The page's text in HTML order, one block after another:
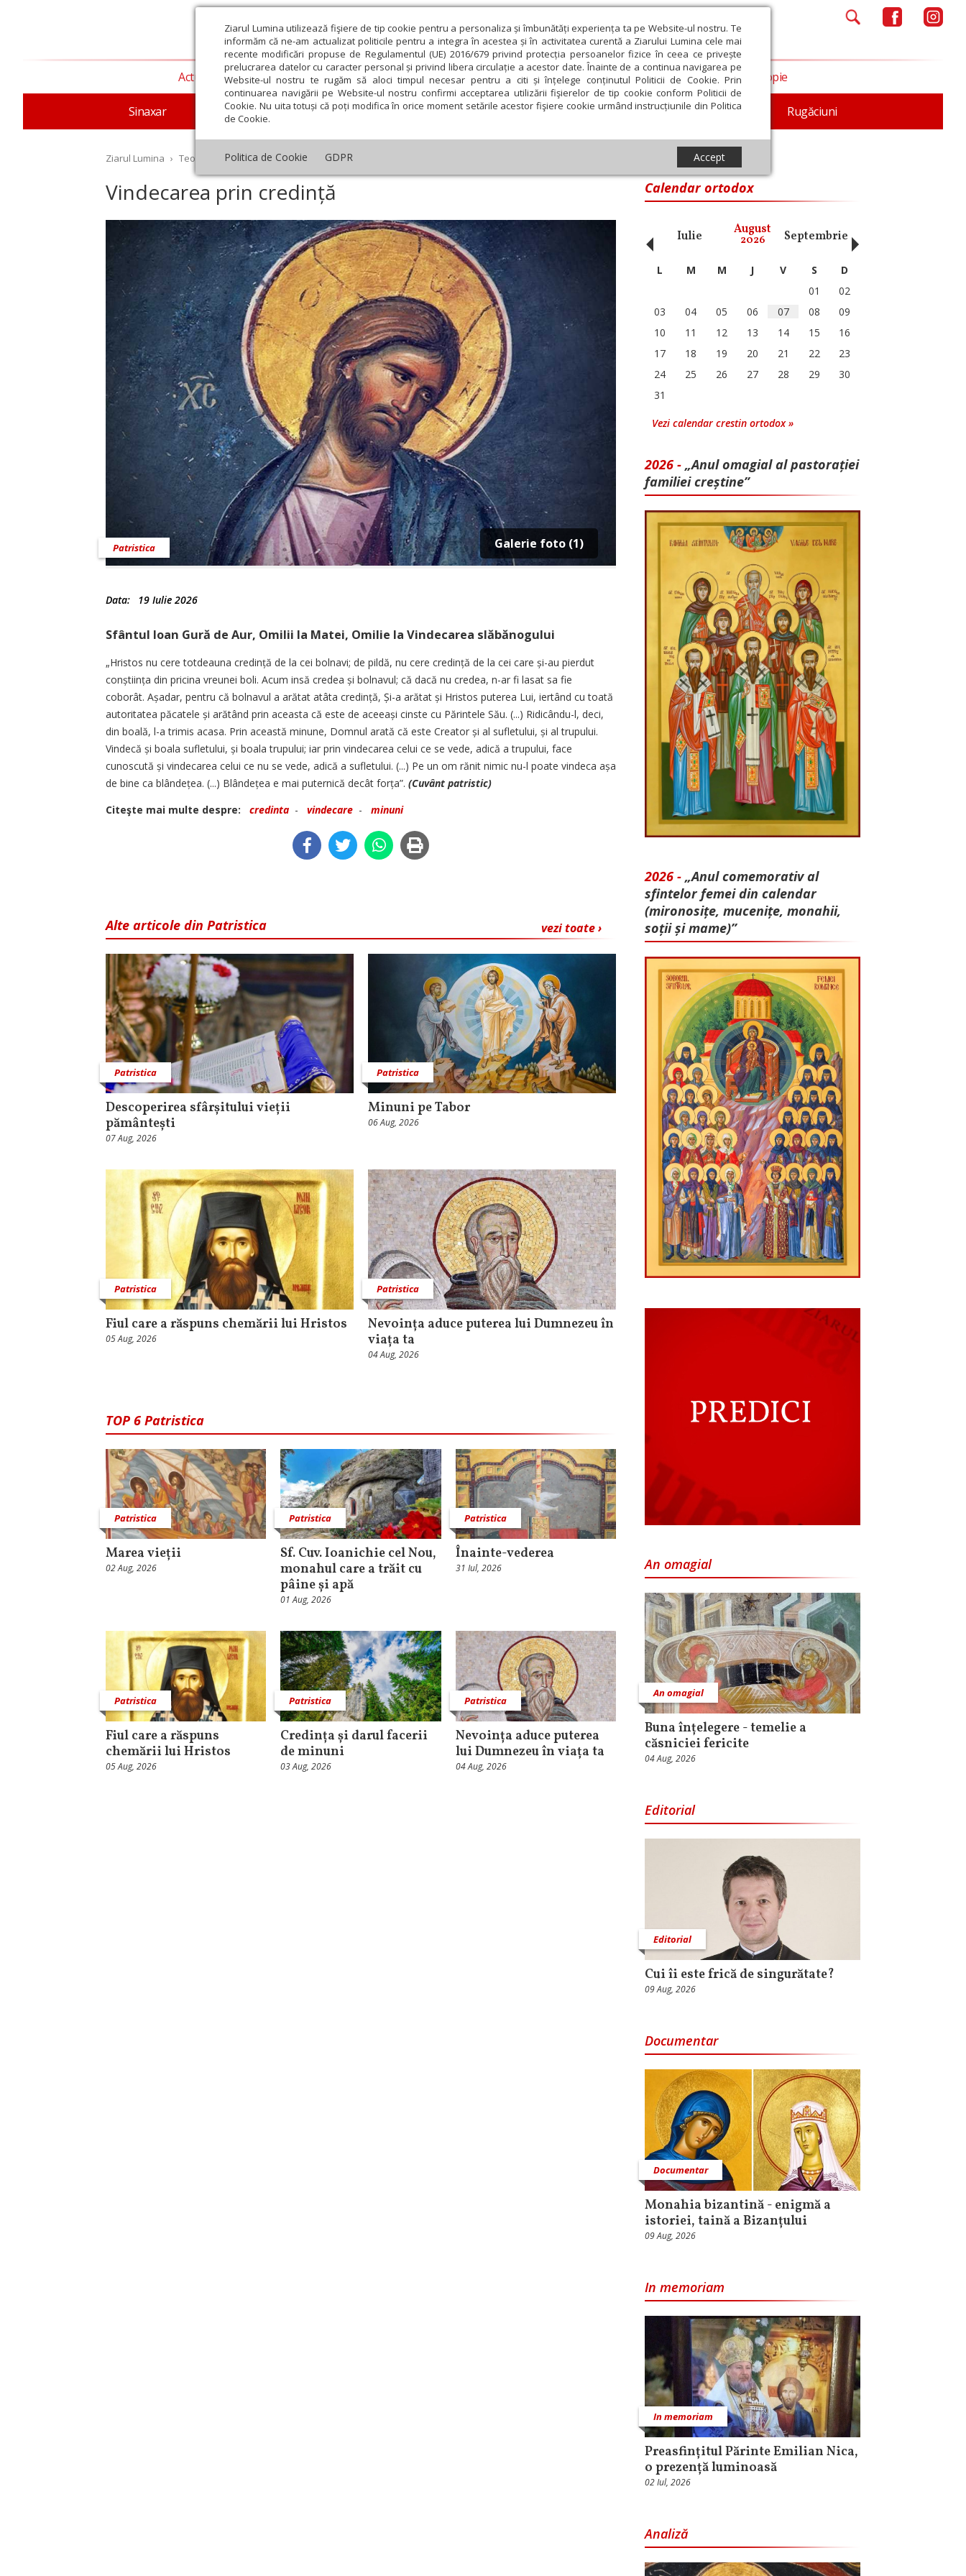
Ziarul Lumina utilizează fişiere de tip cookie pentru a personaliza și îmbunătăți experiența ta pe Website-ul nostru. Te
informăm că ne-am actualizat politicile pentru a integra în acestea și în activitatea curentă a Ziarului Lumina cele mai
recente modificări propuse de Regulamentul (UE) 2016/679 privind protecția persoanelor fizice în ceea ce privește
prelucrarea datelor cu caracter personal și privind libera circulație a acestor date. Înainte de a continua navigarea pe
Website-ul nostru te rugăm să aloci timpul necesar pentru a citi și înțelege conținutul Politicii de Cookie. Prin
continuarea navigării pe Website-ul nostru confirmi acceptarea utilizării fişierelor de tip cookie conform Politicii de
Cookie. Nu uita totuși că poți modifica în orice moment setările acestor fişiere cookie urmând instrucțiunile din Politica
de Cookie.
Politica de Cookie GDPR Accept
Actualitate religioasă Teologie și spiritualitate
Sinaxar Apostolul zilei Evanghelia zilei Evanghelia de Duminică Theologica Liturgica Patristica Rugăciuni
Educaţie și Cultură Societate Opinii Filantropie
Ziarul Lumina › Teologie și spiritualitate › Patristica › Vindecarea prin credință
Vindecarea prin credință
Galerie foto (1)
Patristica
Data: 19 Iulie 2026
Sfântul Ioan Gură de Aur, Omilii la Matei, Omilie la Vindecarea slăbănogului
„Hristos nu cere totdeauna credință de la cei bolnavi; de pildă, nu cere credință de la cei care și-au pierdut
conștiința din pricina vreunei boli. Acum insă credea și bolnavul; că dacă nu credea, n-ar fi lasat sa fie
coborât. Așadar, pentru că bolnavul a arătat atâta credință, Și-a arătat și Hristos puterea Lui, iertând cu toată
autoritatea păcatele și arătând prin aceasta că este de aceeași cinste cu Părintele Său. (...) Ridicându-l, deci,
din boală, l-a trimis acasa. Prin această minune, Domnul arată că este Creator și al sufletului, și al trupului.
Vindecă și boala sufletului, și boala trupului; iar prin vindecarea celui ce se vede, adică a trupului, face
cunoscută și vindecarea celui ce nu se vede, adică a sufletului. (...) Pe un om rănit nimic nu-l poate vindeca așa
de bine ca blândețea. (...) Blândețea e mai puternică decât forța”. (Cuvânt patristic)
Citeşte mai multe despre:
credinta - vindecare - minuni
vezi toate ›
Alte articole din Patristica
Patristica
Descoperirea sfârșitului vieții
pământești
07 Aug, 2026
Patristica
Minuni pe Tabor
06 Aug, 2026
Patristica
Fiul care a răspuns chemării lui Hristos
05 Aug, 2026
Patristica
Nevoința aduce puterea lui Dumnezeu în
viața ta
04 Aug, 2026
TOP 6 Patristica
Patristica
Marea vieții
02 Aug, 2026
Patristica
Sf. Cuv. Ioanichie cel Nou,
monahul care a trăit cu
pâine și apă
01 Aug, 2026
Patristica
Înainte-vederea
31 Iul, 2026
Patristica
Fiul care a răspuns
chemării lui Hristos
05 Aug, 2026
Patristica
Credința și darul facerii
de minuni
03 Aug, 2026
Patristica
Nevoința aduce puterea
lui Dumnezeu în viața ta
04 Aug, 2026
Calendar ortodox
Octombrie Noiembrie Decembrie Ianuarie Februarie Martie Aprilie Iulie August
2026 Septembrie Octombrie
‹ L M M J V S
D
01
02
03
04 05 06 07 08
09
10
11 12 13 14 15
16
17
18 19 20 21 22
23
24
25 26 27 28 29
30
31
Vezi calendar crestin ortodox »
2026 - „Anul omagial al pastorației
familiei creștine”
2026 - „Anul comemorativ al
sfintelor femei din calendar
(mironosițe, mu­cenițe, monahii,
soții și mame)”
An omagial
An omagial
Buna înțelegere - temelie a
căsniciei fericite
04 Aug, 2026
Editorial
Editorial
Cui îi este frică de singurătate?
09 Aug, 2026
Documentar
Documentar
Monahia bizantină - enigmă a
istoriei, taină a Bizanțului
09 Aug, 2026
In memoriam
In memoriam
Preasfințitul Părinte Emilian Nica,
o prezență luminoasă
02 Iul, 2026
Analiză